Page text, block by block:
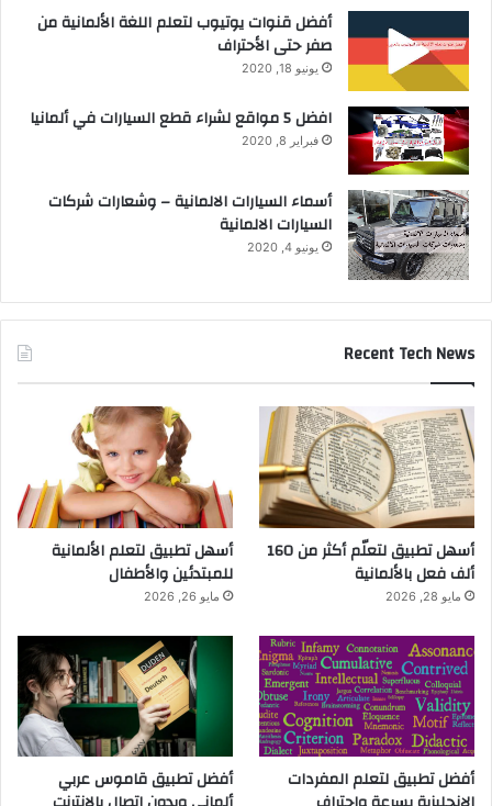
أفضل قنوات يوتيوب لتعلم اللغة الألمانية من
صفر حتى الأحتراف
يونيو 18, 2020
افضل 5 مواقع لشراء قطع السيارات في ألمانيا
فبراير 8, 2020
أسماء السيارات الالمانية – وشعارات شركات
السيارات الالمانية
يونيو 4, 2020
Recent Tech News
أسهل تطبيق لتعلّم أكثر من 160
ألف فعل بالألمانية
مايو 28, 2026
أسهل تطبيق لتعلم الألمانية
للمبتدئين والأطفال
مايو 26, 2026
أفضل تطبيق لتعلم المفردات
أفضل تطبيق قاموس عربي